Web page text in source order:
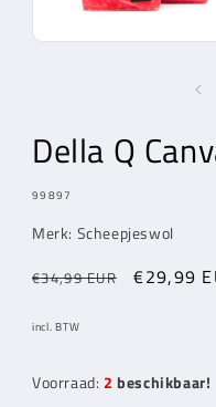
Della Q
MODEL:
99897
Merk: Scheepjeswol
Normale
€34,99 EUR €29,99
incl. BTW
Voorraad: 2 beschikbaar!